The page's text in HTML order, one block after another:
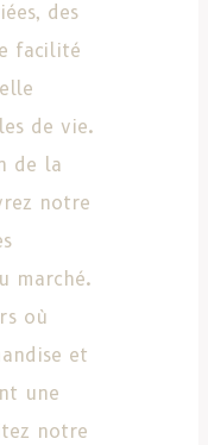
des
facilité
de vie.
de la
notre
marché.
où
et
une
notre